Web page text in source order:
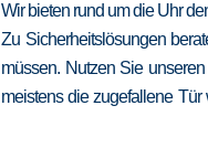
Wir bieten rund um die Uhr
Zu Sicherheitslösungen
müssen. Nutzen Sie
meistens die zugefallene